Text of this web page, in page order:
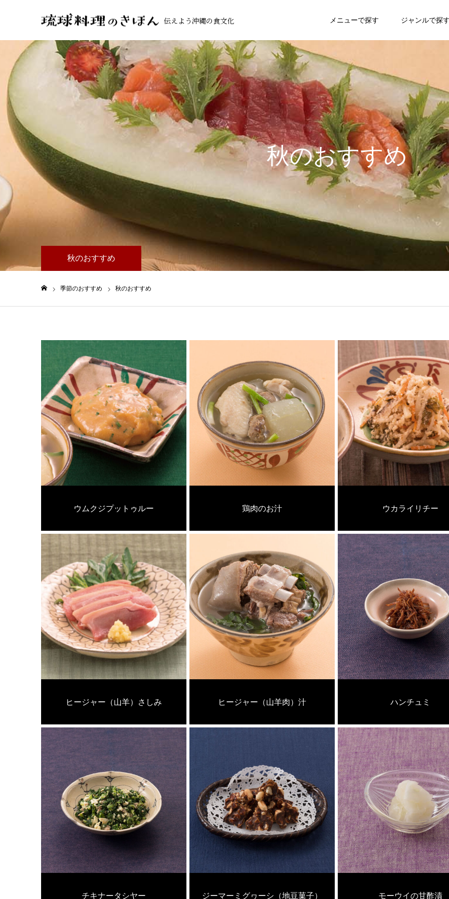
伝えよう沖縄の食文化 メニューで探す ジャンルで探
秋のおすすめ
秋のおすすめ
季節のおすすめ 秋のおすすめ
ウムクジプットゥルー 鶏肉のお汁 ウカライリチー
ヒージャー（山羊）さしみ ヒージャー（山羊肉）汁 ハンチュミ
チキナータシヤー ジーマーミグヮーシ（地豆菓子） モーウイの甘酢漬